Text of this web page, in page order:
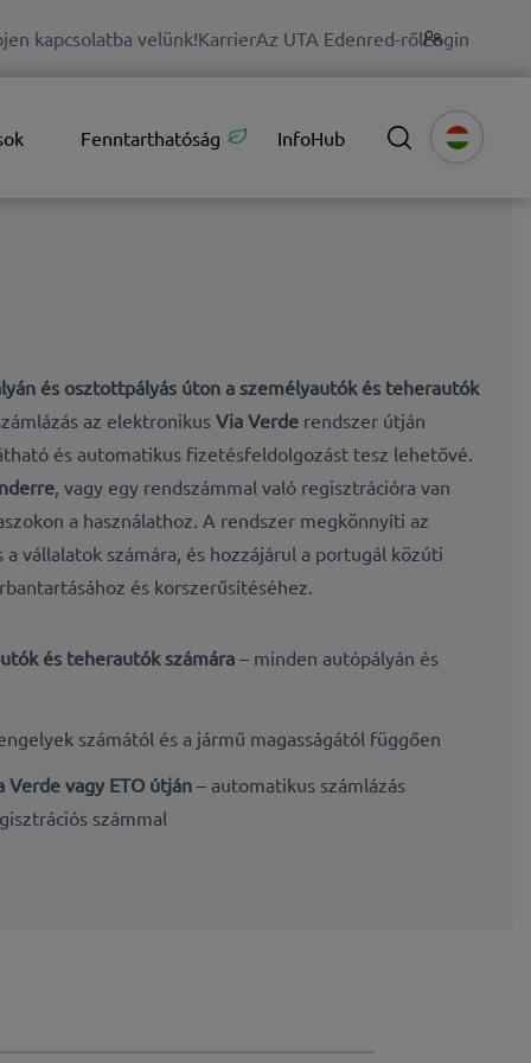
kapcsolatba velünk!KarrierAz UTA Edenred-rőlLogin
Fenntarthatóság InfoHub
és osztottpályás úton a személyautók és teherautók
az elektronikusVia Verde rendszer útján
és automatikus fizetésfeldolgozást tesz lehetővé.
, vagy egy rendszámmal való regisztrációra van
a használathoz. A rendszer megkönnyíti az
vállalatok számára, és hozzájárul a portugál közúti
és korszerűsítéséhez.
és teherautók számára– minden autópályán és
számától és a jármű magasságától függően
Verde vagy ETO útján– automatikus számlázás
számmal